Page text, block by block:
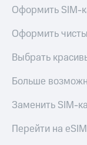
Оформить SIM-
Оформить
Выбрать
Больше
Заменить SIM-
Перейти на eSIM